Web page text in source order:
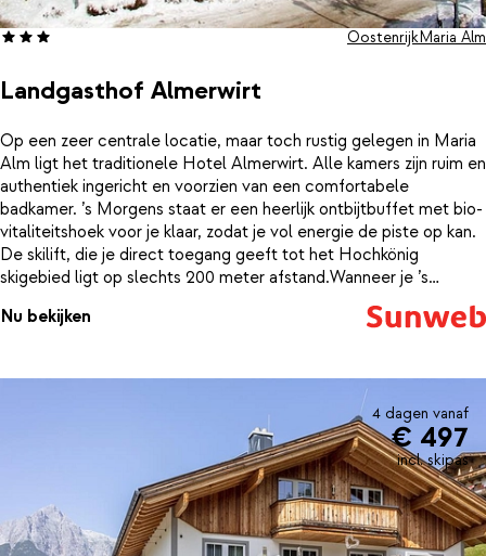
Landgasthof Almerwirt
OostenrijkMaria Alm
Op een zeer centrale locatie, maar toch rustig gelegen in Maria
Alm ligt het traditionele Hotel Almerwirt. Alle kamers zijn ruim en
authentiek ingericht en voorzien van een comfortabele
badkamer. ’s Morgens staat er een heerlijk ontbijtbuffet met bio-
vitaliteitshoek voor je klaar, zodat je vol energie de piste op kan.
De skilift, die je direct toegang geeft tot het Hochkönig
skigebied ligt op slechts 200 meter afstand.Wanneer je ’s
Hotel Almerwirt genieten van een welverdiend drankje.
Nu bekijken
4 dagen vanaf
€ 497
incl. skipas